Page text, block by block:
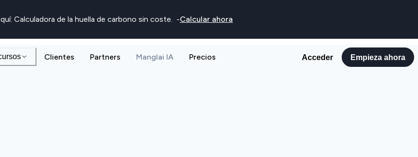
Calculadora de la huella de carbono sin coste. -Calcular ahora
Clientes Partners Manglai IA Precios Acceder Empieza ahora